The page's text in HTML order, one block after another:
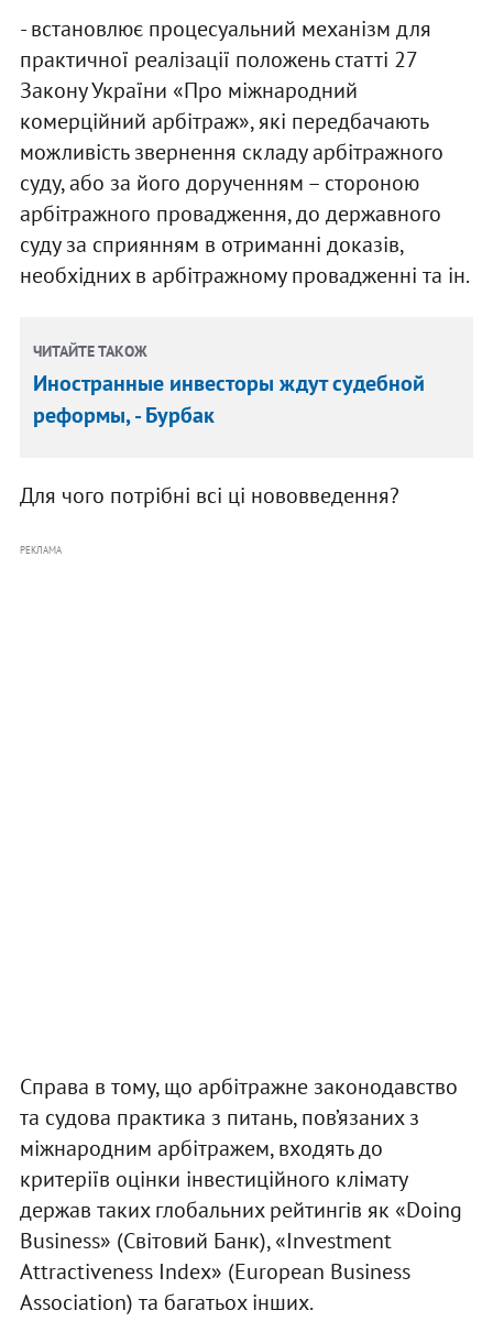
- встановлює процесуальний механізм для
практичної реалізації положень статті 27
Закону України «Про міжнародний
комерційний арбітраж», які передбачають
можливість звернення складу арбітражного
суду, або за його дорученням – стороною
арбітражного провадження, до державного
суду за сприянням в отриманні доказів,
необхідних в арбітражному провадженні та ін.
ЧИТАЙТЕ ТАКОЖ
Иностранные инвесторы ждут судебной
реформы, - Бурбак
Для чого потрібні всі ці нововведення?
РЕКЛАМА
Справа в тому, що арбітражне законодавство
та судова практика з питань, пов’язаних з
міжнародним арбітражем, входять до
критеріїв оцінки інвестиційного клімату
держав таких глобальних рейтингів як «Doing
Business» (Світовий Банк), «Investment
Attractiveness Index» (European Business
Association) та багатьох інших.